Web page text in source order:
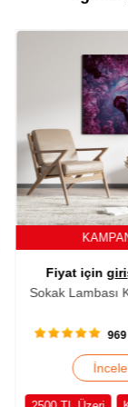
yapınız
Tablo
kez incelendi